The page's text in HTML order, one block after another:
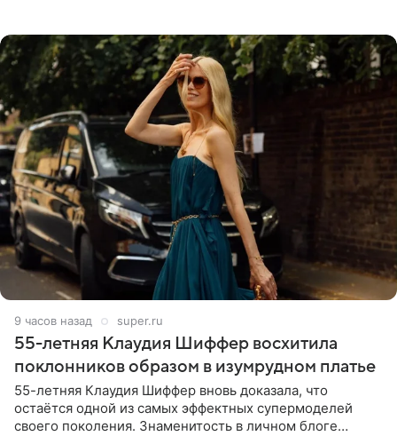
9 часов назад super.ru
55-летняя Клаудия Шиффер восхитила
поклонников образом в изумрудном платье
55-летняя Клаудия Шиффер вновь доказала, что
остаётся одной из самых эффектных супермоделей
своего поколения. Знаменитость в личном блоге